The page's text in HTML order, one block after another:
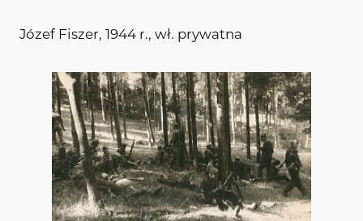
Józef Fiszer, 1944 r., wł. prywatna